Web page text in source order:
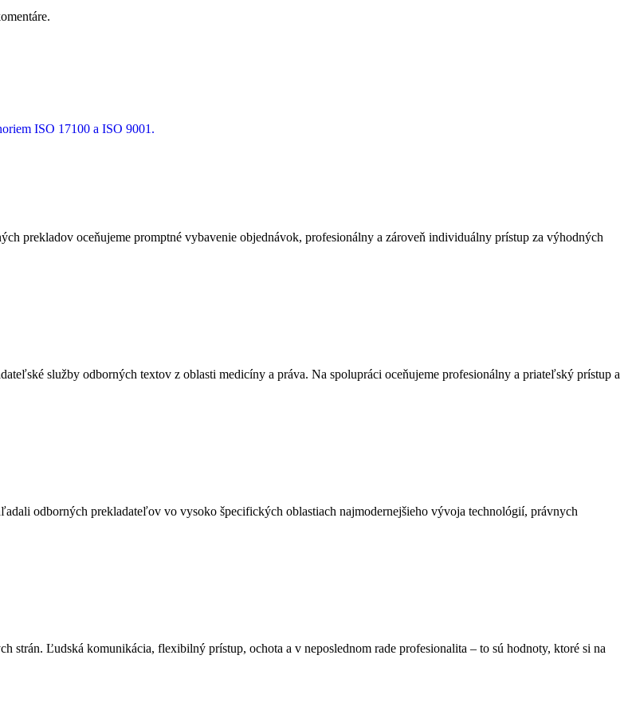
ISO 17100 a ISO 9001.
prekladov oceňujeme promptné vybavenie objednávok, profesionálny a zároveň individuálny prístup za výhodných
služby odborných textov z oblasti medicíny a práva. Na spolupráci oceňujeme profesionálny a priateľský prístup a
odborných prekladateľov vo vysoko špecifických oblastiach najmodernejšieho vývoja technológií, právnych
Ľudská komunikácia, flexibilný prístup, ochota a v neposlednom rade profesionalita – to sú hodnoty, ktoré si na